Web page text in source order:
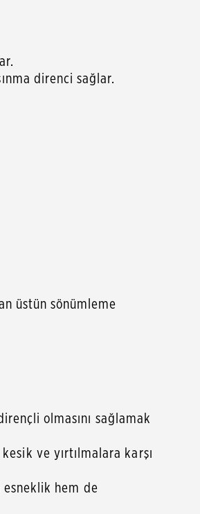
direnci sağlar.
üstün sönümleme
olmasını sağlamak
ve yırtılmalara karşı
esneklik hem de